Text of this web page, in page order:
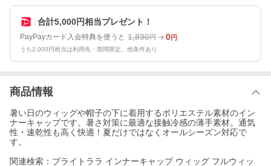
合計5,000円相当プレゼント！
PayPayカード入会特典を使うと 1,890円 0円
うち2,000円相当は利用先・期間限定。他条件あり
商品情報
暑い日のウィッグや帽子の下に着用するポリエステル素材のイン
ナーキャップです。暑さ対策に最適な接触冷感の薄手素材。通気
性・速乾性も高く快適！夏だけではなくオールシーズン対応で
す。
関連検索：ブライトララ インナーキャップ ウィッグ フルウィッ